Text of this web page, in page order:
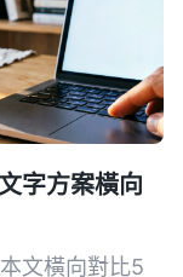
字方案橫向
文橫向對比5